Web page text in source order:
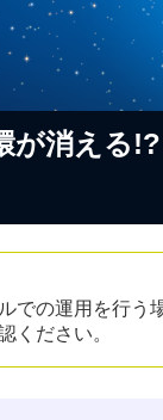
消える!?
での運用を行う
ください。